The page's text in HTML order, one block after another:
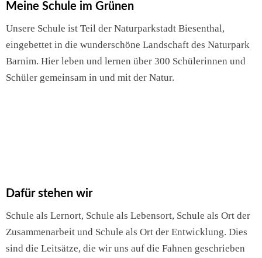
Meine Schule im Grünen
Unsere Schule ist Teil der Naturparkstadt Biesenthal,
eingebettet in die wunderschöne Landschaft des Naturpark
Barnim. Hier leben und lernen über 300 Schülerinnen und
Schüler gemeinsam in und mit der Natur.
Dafür stehen wir
Schule als Lernort, Schule als Lebensort, Schule als Ort der
Zusammenarbeit und Schule als Ort der Entwicklung. Dies
sind die Leitsätze, die wir uns auf die Fahnen geschrieben